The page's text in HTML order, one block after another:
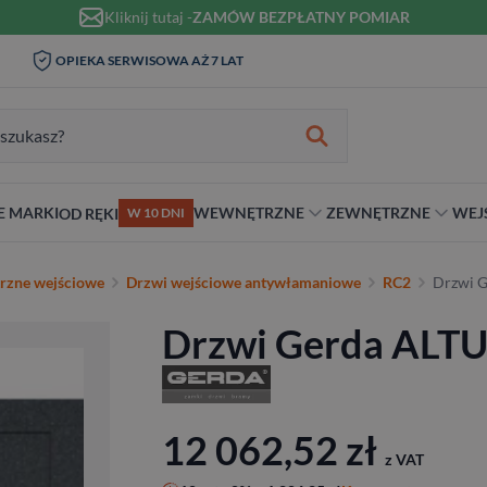
Kliknij tutaj -ZAMÓW BEZPŁATNY POMIAR
AŻ 7 LAT
WIZYTA I POMIAR W DOMU 0
ZŁ
MARKIOD RĘKI W 10 DNI WEWNĘTRZNE
Materiał
Rodzaj
70 cm
80 cm
90 cm
ZEWNĘTRZNE
Rodzaj
Niestandardowe wymiary
Antywłamaniowe
RC3
wejściowe Drzwi wejściowe antywłamaniowe RC2 Drzwi
Drzwi Gerda
12 062,52 zł z VAT